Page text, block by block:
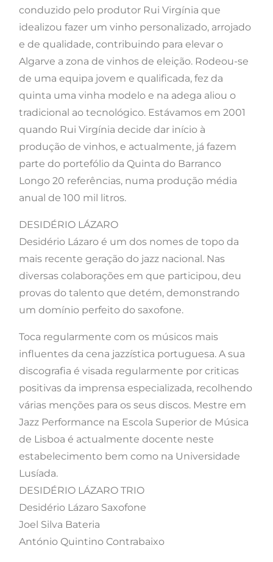
conduzido pelo produtor Rui Virgínia que
idealizou fazer um vinho personalizado, arrojado
e de qualidade, contribuindo para elevar o
Algarve a zona de vinhos de eleição. Rodeou-se
de uma equipa jovem e qualificada, fez da
quinta uma vinha modelo e na adega aliou o
tradicional ao tecnológico. Estávamos em 2001
quando Rui Virgínia decide dar início à
produção de vinhos, e actualmente, já fazem
parte do portefólio da Quinta do Barranco
Longo 20 referências, numa produção média
anual de 100 mil litros.
DESIDÉRIO LÁZARO
Desidério Lázaro é um dos nomes de topo da
mais recente geração do jazz nacional. Nas
diversas colaborações em que participou, deu
provas do talento que detém, demonstrando
um domínio perfeito do saxofone.
Toca regularmente com os músicos mais
influentes da cena jazzística portuguesa. A sua
discografia é visada regularmente por criticas
positivas da imprensa especializada, recolhendo
várias menções para os seus discos. Mestre em
Jazz Performance na Escola Superior de Música
de Lisboa é actualmente docente neste
estabelecimento bem como na Universidade
Lusíada.
DESIDÉRIO LÁZARO TRIO
Desidério Lázaro Saxofone
Joel Silva Bateria
António Quintino Contrabaixo